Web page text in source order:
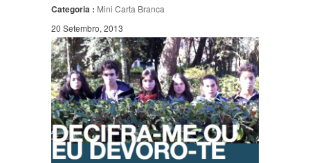
Categoria : Mini Carta Branca
20 Setembro, 2013